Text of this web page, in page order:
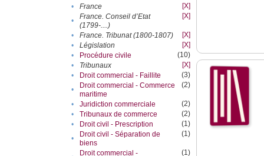
•
France
[X]
•
France. Conseil d’Etat
(1799-....)
[X]
• France. Tribunat (1800-1807)
[X]
•
Législation
[X]
•
Procédure civile
(10)
•
Tribunaux
[X]
•
Droit commercial - Faillite
(3)
•
Droit commercial - Commerce
maritime
(2)
• Juridiction commerciale
(2)
•
Tribunaux de commerce
(2)
•
Droit civil - Prescription
(1)
•
Droit civil - Séparation de
biens
(1)
Droit commercial -
(1)